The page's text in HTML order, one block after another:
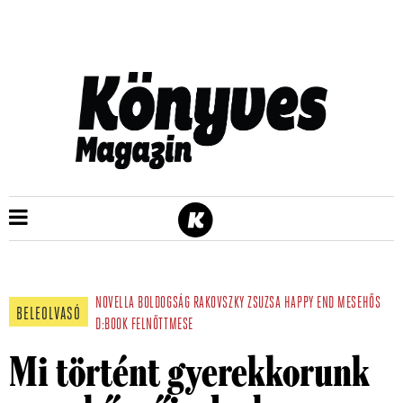
BELEOLVASÓ
NOVELLA BOLDOGSÁG RAKOVSZKY ZSUZSA HAPPY END MESEHŐS
D:BOOK FELNŐTTMESE
Mi történt gyerekkorunk